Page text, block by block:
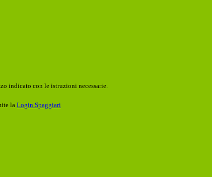
indicato con le istruzioni necessarie.
la Login Spaggiari